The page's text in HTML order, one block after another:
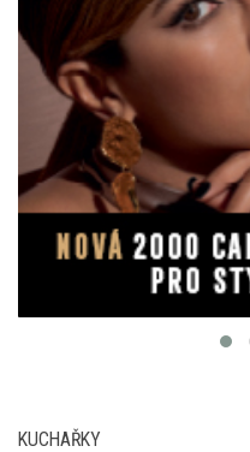
KUCHAŘKY